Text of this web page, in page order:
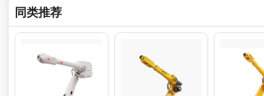
同类推荐